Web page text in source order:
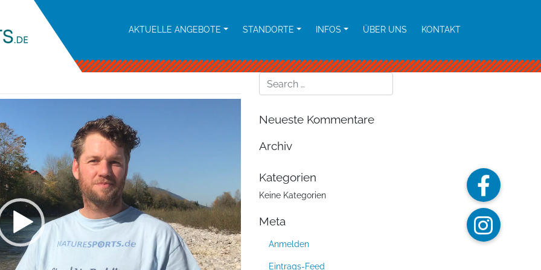
AKTUELLE ANGEBOTE STANDORTE INFOS ÜBER UNS KONTAKT
Neueste Kommentare
Archiv
Kategorien
Keine Kategorien
Meta
Anmelden
Eintrags-Feed